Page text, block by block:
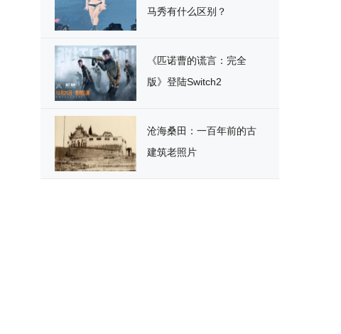
马秀有什么区别？
《匹诺曹的谎言：完全
版》登陆Switch2
沧海桑田：一百年前的古
建筑老照片